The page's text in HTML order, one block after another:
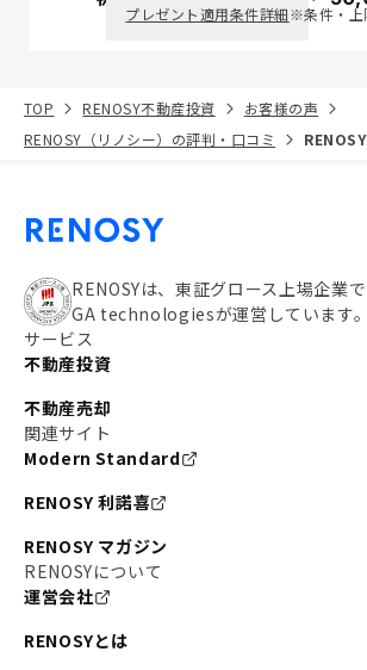
プレゼント適用条件詳細※条件・上
TOP RENOSY不動産投資
お客様の声
RENOSY（リノシー）の評判・口コミ
RENOSYは、東証グロース上場企業
GA technologiesが運営しています。
サービス
不動産投資
不動産売却
関連サイト
Modern Standard
RENOSY 利諾喜
RENOSY マガジン
RENOSYについて
運営会社
RENOSYとは